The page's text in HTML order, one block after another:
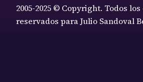
2005-2025 © Copyright. Todos
reservados para Julio Sandoval